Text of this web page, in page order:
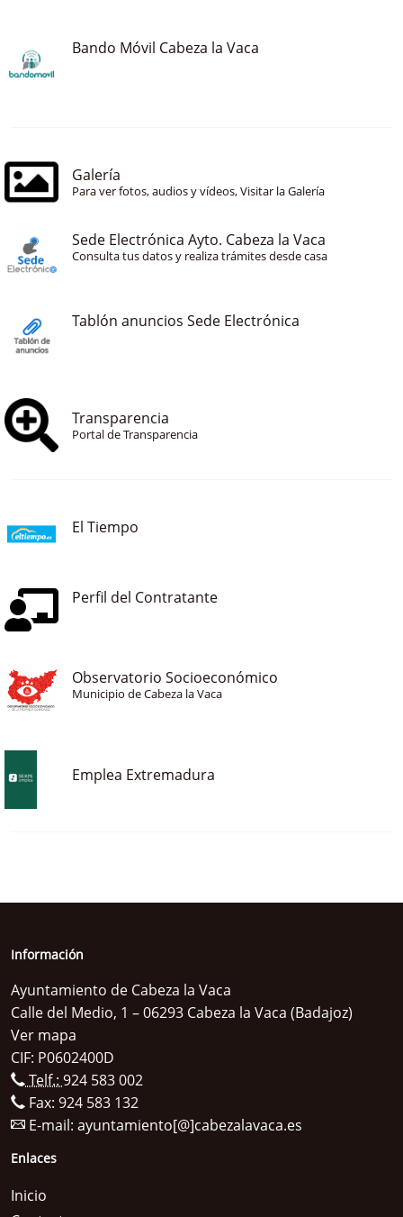
Bando Móvil Cabeza la Vaca
Galería
Para ver fotos, audios y vídeos, Visitar la Galería
Sede Electrónica Ayto. Cabeza la Vaca
Consulta tus datos y realiza trámites desde casa
Tablón anuncios Sede Electrónica
Transparencia
Portal de Transparencia
El Tiempo
Perfil del Contratante
Observatorio Socioeconómico
Municipio de Cabeza la Vaca
Emplea Extremadura
Información
Ayuntamiento de Cabeza la Vaca
Calle del Medio, 1 – 06293 Cabeza la Vaca (Badajoz)
Ver mapa
CIF: P0602400D
Telf.: 924 583 002
Fax: 924 583 132
E-mail: ayuntamiento[@]cabezalavaca.es
Enlaces
Inicio